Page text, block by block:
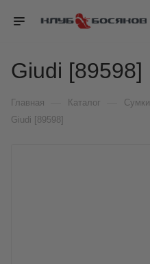
Giudi [89598]
Главная Каталог Сумки
Giudi [89598]